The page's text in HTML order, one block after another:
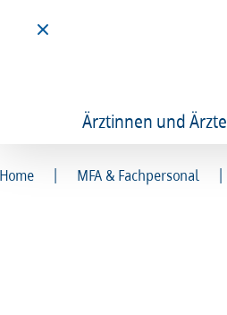
Ärztinnen und Ärzte
Home | MFA & Fachpersonal |